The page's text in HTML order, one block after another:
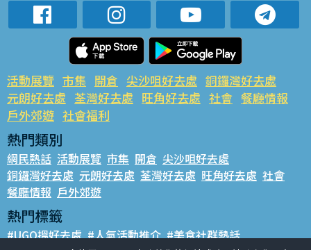
活動展覽 市集 開倉 尖沙咀好去處 銅鑼灣好去處
元朗好去處 荃灣好去處 旺角好去處 社會 餐廳情報
戶外郊遊 社會福利
熱門類別
網民熱話 活動展覽 市集 開倉 尖沙咀好去處
銅鑼灣好去處 元朗好去處 荃灣好去處 旺角好去處 社會
餐廳情報 戶外郊遊
熱門標籤
#UGO搵好去處 #人氣活動推介 #美食社群熱話